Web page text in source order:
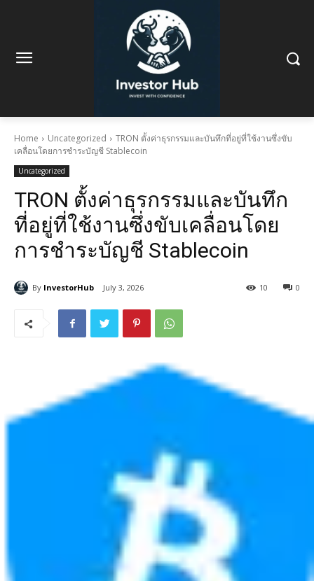
Home Uncategorized
TRON ตั้งค่าธุรกรรมและบันทึกที่อยู่ที่ใช้งานซึ่งขับ
เคลื่อนโดยการชำระบัญชี Stablecoin
Uncategorized
TRON ตั้งค่าธุรกรรมและบันทึก
ที่อยู่ที่ใช้งานซึ่งขับเคลื่อนโดย
การชำระบัญชี Stablecoin
By InvestorHub July 3, 2026 0
10